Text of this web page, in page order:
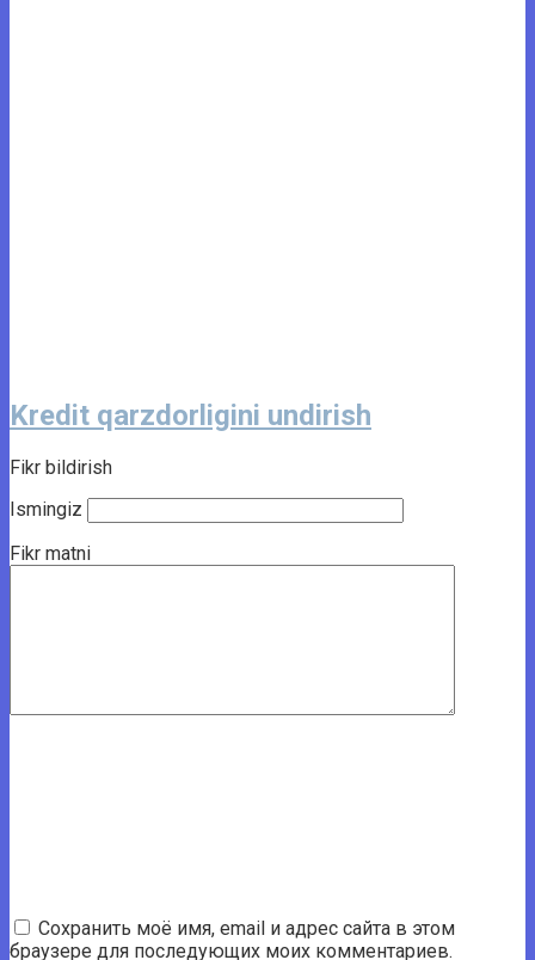
Kredit qarzdorligini undirish
Fikr bildirish
Ismingiz
Fikr matni
Сохранить моё имя, email и адрес сайта в этом
браузере для последующих моих комментариев.